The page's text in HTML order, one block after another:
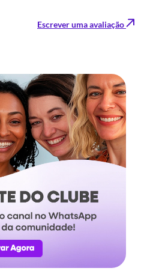
Escrever uma avaliação